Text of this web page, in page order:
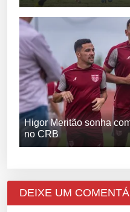
Higor Meritão sonha
no CRB
DEIXE UM